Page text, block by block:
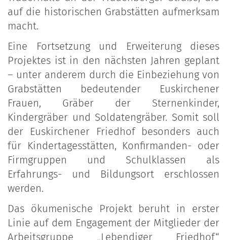
auf die historischen Grabstätten aufmerksam
macht.
Eine Fortsetzung und Erweiterung dieses
Projektes ist in den nächsten Jahren geplant
– unter anderem durch die Einbeziehung von
Grabstätten bedeutender Euskirchener
Frauen, Gräber der Sternenkinder,
Kindergräber und Soldatengräber. Somit soll
der Euskirchener Friedhof besonders auch
für Kindertagesstätten, Konfirmanden- oder
Firmgruppen und Schulklassen als
Erfahrungs- und Bildungsort erschlossen
werden.
Das ökumenische Projekt beruht in erster
Linie auf dem Engagement der Mitglieder der
Arbeitsgruppe „Lebendiger Friedhof“